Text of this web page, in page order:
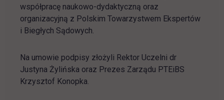
współpracę naukowo-dydaktyczną oraz
organizacyjną z Polskim Towarzystwem Ekspertów
i Biegłych Sądowych.
Na umowie podpisy złożyli Rektor Uczelni dr
Justyna Żylińska oraz Prezes Zarządu PTEiBS
Krzysztof Konopka.